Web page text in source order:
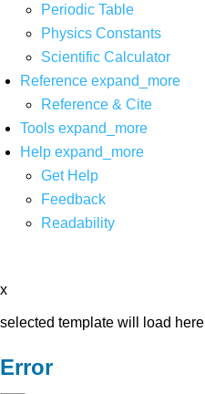
Periodic Table
Physics Constants
Scientific Calculator
Reference expand_more
Reference & Cite
Tools expand_more
Help expand_more
Get Help
Feedback
Readability
x
selected template will load here
Error